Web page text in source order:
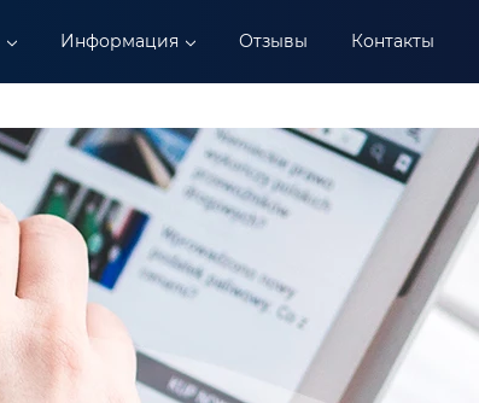
Информация Отзывы Контакты